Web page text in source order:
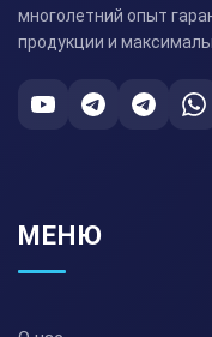
многолетний опыт
продукции и
МЕНЮ